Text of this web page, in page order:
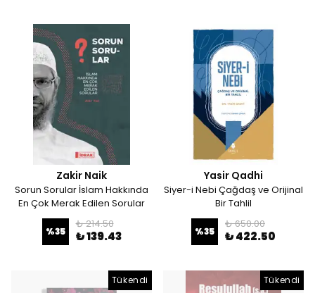
Zakir Naik
Sorun Sorular İslam Hakkında
En Çok Merak Edilen Sorular
%35
₺ 214.50
₺ 139.43
Yasir Qadhi
Siyer-i Nebi Çağdaş ve Orijinal
Bir Tahlil
%35
₺ 650.00
₺ 422.50
Tükendi Tükendi